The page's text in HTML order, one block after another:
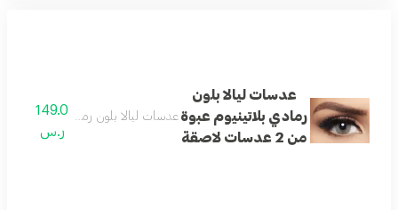
عدسات ليالا بلون
رمادي بلاتينيوم عبوة
من 2 عدسات لاصقة
عدسات ليالا بلون رمادي بلاتينيوم عبوة من 2
149.0
ر.س